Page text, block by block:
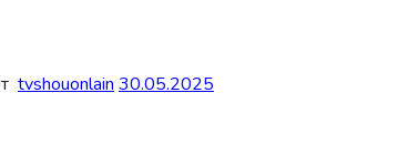
tvshouonlain 30.05.2025